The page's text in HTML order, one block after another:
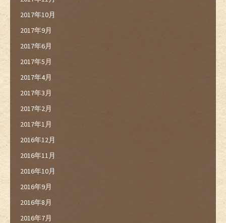
2017年10月
2017年9月
2017年6月
2017年5月
2017年4月
2017年3月
2017年2月
2017年1月
2016年12月
2016年11月
2016年10月
2016年9月
2016年8月
2016年7月